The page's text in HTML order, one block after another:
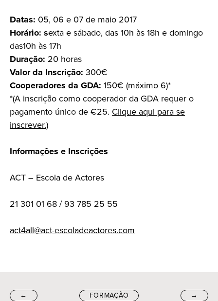
Datas: 05, 06 e 07 de maio 2017
Horário: sexta e sábado, das 10h às 18h e domingo
das10h às 17h
Duração: 20 horas
Valor da Inscrição: 300€
Cooperadores da GDA: 150€ (máximo 6)*
*(A inscrição como cooperador da GDA requer o
pagamento único de €25. Clique aqui para se
inscrever.)
Informações e Inscrições
ACT – Escola de Actores
21 301 01 68 / 93 785 25 55
act4all@act-escoladeactores.com
← FORMAÇÃO →